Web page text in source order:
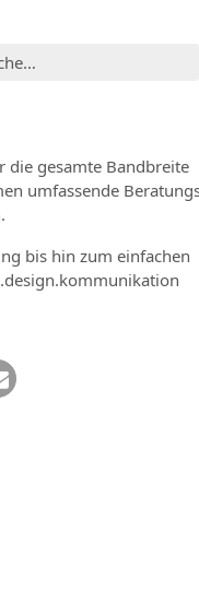
die gesamte Bandbreite
umfassende
bis hin zum einfachen